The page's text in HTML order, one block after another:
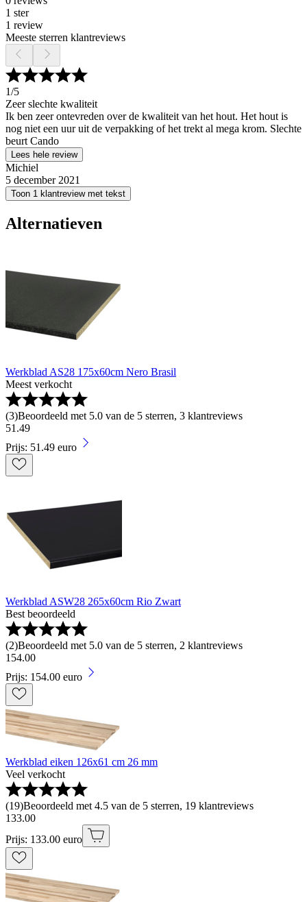
1 ster
1 review
Meeste sterren klantreviews
1/5
Zeer slechte kwaliteit
Ik ben zeer ontevreden over de kwaliteit van het hout. Het hout is
nog niet een uur uit de verpakking of het trekt al mega krom. Slechte
beurt Cando
Lees hele review
Michiel
5 december 2021
Toon 1 klantreview met tekst
Alternatieven
Werkblad AS28 175x60cm Nero Brasil
Meest verkocht
(3)Beoordeeld met 5.0 van de 5 sterren, 3 klantreviews
51 .49
Prijs: 51.49 euro
Werkblad ASW28 265x60cm Rio Zwart
Best beoordeeld
(2)Beoordeeld met 5.0 van de 5 sterren, 2 klantreviews
154.00
Prijs: 154.00 euro
Werkblad eiken 126x61 cm 26 mm
Veel verkocht
(19)Beoordeeld met 4.5 van de 5 sterren, 19 klantreviews
133.00
Prijs: 133.00 euro